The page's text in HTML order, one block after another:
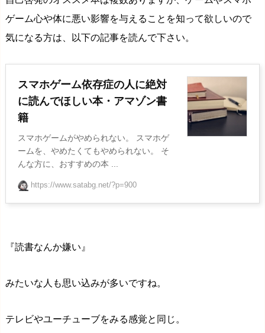
ゲーム心や体に悪い影響を与えることを知って欲しいので
気になる方は、以下の記事を読んで下さい。
スマホゲーム依存症の人に絶対
に読んでほしい本・アマゾン書
籍
スマホゲームがやめられない。 スマホゲ
ームを、やめたくてもやめられない。 そ
んな方に、おすすめの本 ...
https://www.satabg.net/?p=900
『読書なんか嫌い』
みたいな人も思い込みが多いですね。
テレビやユーチューブをみる感覚と同じ。